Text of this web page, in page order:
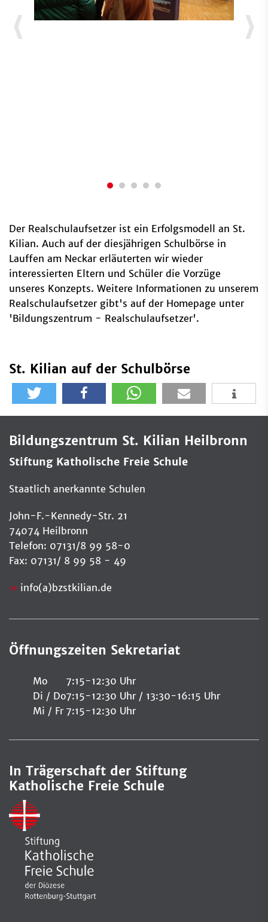
Der Realschulaufsetzer ist ein Erfolgsmodell an St.
Kilian. Auch auf der diesjährigen Schulbörse in
Lauffen am Neckar erläuterten wir wieder
interessierten Eltern und Schüler die Vorzüge
unseres Konzepts. Weitere Informationen zu unserem
Realschulaufsetzer gibt's auf der Homepage unter
'Bildungszentrum - Realschulaufsetzer'.
St. Kilian auf der Schulbörse
Bildungszentrum St. Kilian Heilbronn
Stiftung Katholische Freie Schule
Staatlich anerkannte Schulen
John-F.-Kennedy-Str. 21
74074 Heilbronn
Telefon: 07131/8 99 58-0
Fax: 07131/ 8 99 58 - 49
info(a)bzstkilian.de
Öffnungszeiten Sekretariat
Mo
7:15-12:30 Uhr
Di / Do7:15-12:30 Uhr / 13:30-16:15 Uhr
Mi / Fr 7:15-12:30 Uhr
In Trägerschaft der Stiftung
Katholische Freie Schule